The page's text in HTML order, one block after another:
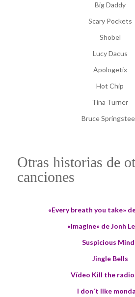
Big Daddy
Scary Pockets
Shobel
Lucy Dacus
Apologetix
Hot Chip
Tina Turner
Bruce
Otras historias de
canciones
«Every breath you take»
«Imagine» de Jonh
Suspicious
Jingle Bells
Vídeo Kill the
I don´t like